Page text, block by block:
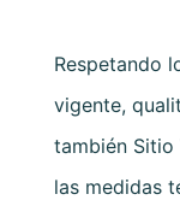
Respetando
vigente,
también
las medidas